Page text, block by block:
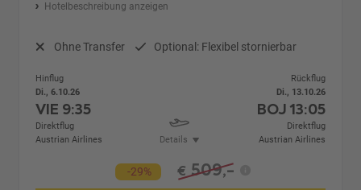
Hotelbeschreibung anzeigen
Ohne Transfer Optional: Flexibel stornierbar
Hinflug
Di., 6.10.26
VIE 9:35
Direktflug
Austrian Airlines
Details
Rückflug
Di., 13.10.26
BOJ 13:05
Direktflug
Austrian Airlines
-29% € 509,-